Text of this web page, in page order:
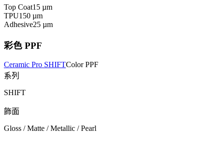
Top Coat15 µm
TPU150 µm
Adhesive25 µm
彩色 PPF
Ceramic Pro SHIFTColor PPF
系列
SHIFT
飾面
Gloss / Matte / Metallic / Pearl